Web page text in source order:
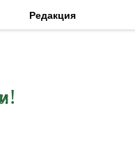
Редакция